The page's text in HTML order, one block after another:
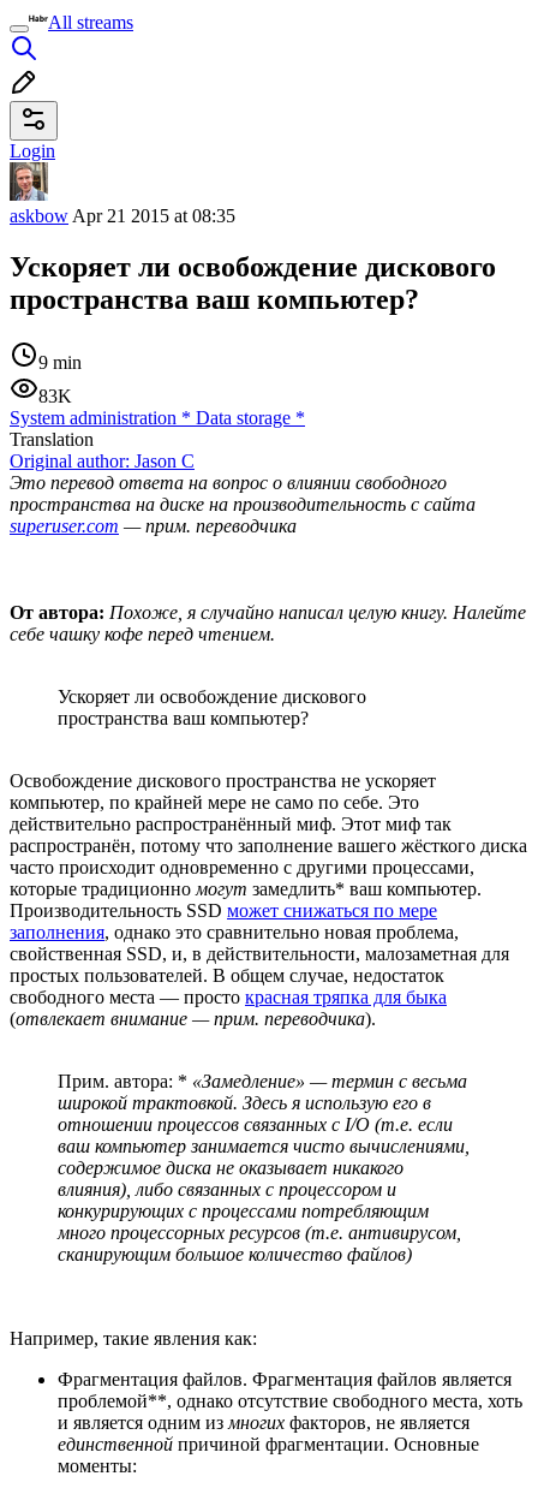
All streams
Login
askbow Apr 21 2015 at 08:35
Ускоряет ли освобождение дискового
пространства ваш компьютер?
9 min
83K
System administration * Data storage *
Translation
Original author: Jason C
Это перевод ответа на вопрос о влиянии свободного
пространства на диске на производительность с сайта
superuser.com — прим. переводчика
От автора: Похоже, я случайно написал целую книгу. Налейте
себе чашку кофе перед чтением.
Ускоряет ли освобождение дискового
пространства ваш компьютер?
Освобождение дискового пространства не ускоряет
компьютер, по крайней мере не само по себе. Это
действительно распространённый миф. Этот миф так
распространён, потому что заполнение вашего жёсткого диска
часто происходит одновременно с другими процессами,
которые традиционно могут замедлить* ваш компьютер.
Производительность SSD может снижаться по мере
заполнения, однако это сравнительно новая проблема,
свойственная SSD, и, в действительности, малозаметная для
простых пользователей. В общем случае, недостаток
свободного места — просто красная тряпка для быка
(отвлекает внимание — прим. переводчика).
Прим. автора: * «Замедление» — термин с весьма
широкой трактовкой. Здесь я использую его в
отношении процессов связанных с I/O (т.е. если
ваш компьютер занимается чисто вычислениями,
содержимое диска не оказывает никакого
влияния), либо связанных с процессором и
конкурирующих с процессами потребляющим
много процессорных ресурсов (т.е. антивирусом,
сканирующим большое количество файлов)
Например, такие явления как:
Фрагментация файлов. Фрагментация файлов является
проблемой**, однако отсутствие свободного места, хоть
и является одним из многих факторов, не является
единственной причиной фрагментации. Основные
моменты: